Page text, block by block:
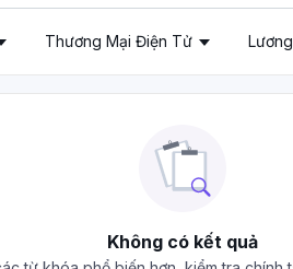
Thương Mại Điện Tử Lương
Không có kết quả